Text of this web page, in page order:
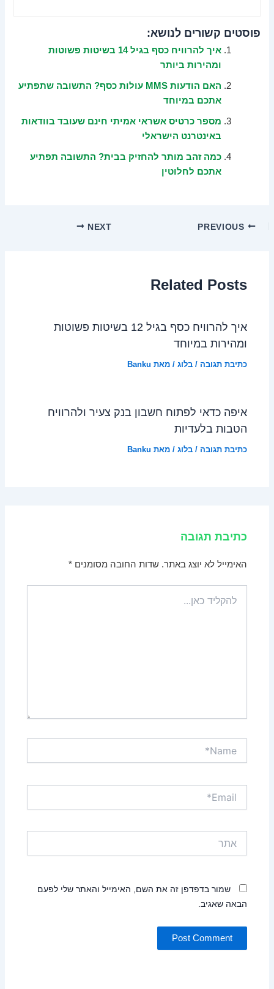
פוסטים קשורים לנושא:
איך להרוויח כסף בגיל 14 בשיטות פשוטות
ומהירות ביותר
האם הודעות MMS עולות כסף? התשובה שתפתיע
אתכם במיוחד
מספר כרטיס אשראי אמיתי חינם שעובד בוודאות
באינטרנט הישראלי
כמה זהב מותר להחזיק בבית? התשובה תפתיע
אתכם לחלוטין
NEXT
Related Posts
איך להרוויח כסף בגיל 12 בשיטות פשוטות
ומהירות במיוחד
כתיבת תגובה /בלוג / מאת Banku
איפה כדאי לפתוח חשבון בנק צעיר ולהרוויח
הטבות בלעדיות
כתיבת תגובה /בלוג / מאת Banku
כתיבת תגובה
האימייל לא יוצג באתר. שדות החובה מסומנים*
כאן...
שמור בדפדפן זה את השם, האימייל והאתר שלי לפעם
הבאה שאגיב.